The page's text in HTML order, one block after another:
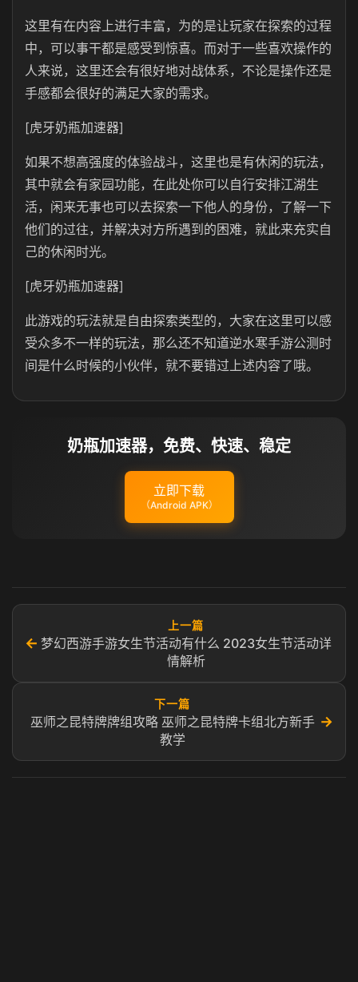
这里有在内容上进行丰富，为的是让玩家在探索的过程
中，可以事干都是感受到惊喜。而对于一些喜欢操作的
人来说，这里还会有很好地对战体系，不论是操作还是
手感都会很好的满足大家的需求。
[虎牙奶瓶加速器]
如果不想高强度的体验战斗，这里也是有休闲的玩法，
其中就会有家园功能，在此处你可以自行安排江湖生
活，闲来无事也可以去探索一下他人的身份，了解一下
他们的过往，并解决对方所遇到的困难，就此来充实自
己的休闲时光。
[虎牙奶瓶加速器]
此游戏的玩法就是自由探索类型的，大家在这里可以感
受众多不一样的玩法，那么还不知道逆水寒手游公测时
间是什么时候的小伙伴，就不要错过上述内容了哦。
奶瓶加速器，免费、快速、稳定
立即下载
（Android APK）
←
上一篇
梦幻西游手游女生节活动有什么 2023女生节活动详
情解析
下一篇
巫师之昆特牌牌组攻略 巫师之昆特牌卡组北方新手
教学
→